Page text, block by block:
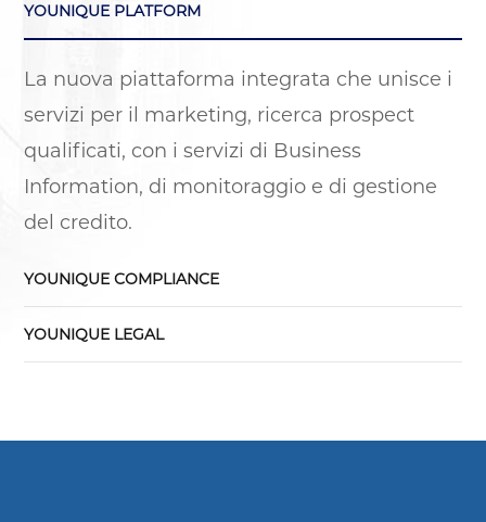
YOUNIQUE PLATFORM
La nuova piattaforma integrata che unisce i
servizi per il marketing, ricerca prospect
qualificati, con i servizi di Business
Information, di monitoraggio e di gestione
del credito.
YOUNIQUE COMPLIANCE
YOUNIQUE LEGAL